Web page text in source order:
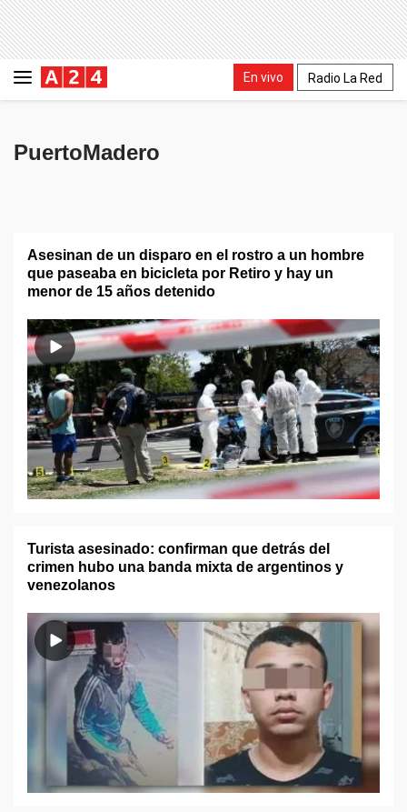
En vivo Radio La Red
PuertoMadero
Asesinan de un disparo en el rostro a un hombre
que paseaba en bicicleta por Retiro y hay un
menor de 15 años detenido
Turista asesinado: confirman que detrás del
crimen hubo una banda mixta de argentinos y
venezolanos